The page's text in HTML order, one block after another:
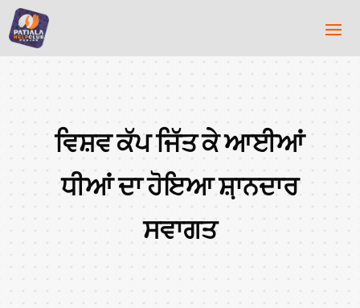
ਵਿਸ਼ਵ ਕੱਪ ਜਿੱਤ ਕੇ ਆਈਆਂ
ਧੀਆਂ ਦਾ ਹੋਇਆ ਸ਼਼ਾਨਦਾਰ
ਸਵਾਗਤ